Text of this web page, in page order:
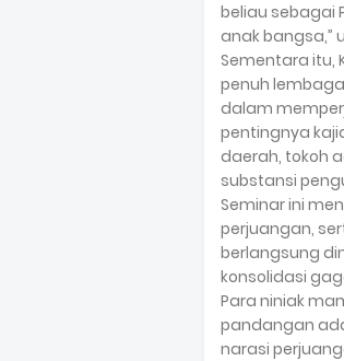
beliau sebagai
anak bangsa,”
Sementara itu,
penuh
dalam
pentingnya
daerah, tokoh
substansi
Seminar ini
perjuangan,
berlangsung
konsolidasi
Para niniak
pandangan
narasi